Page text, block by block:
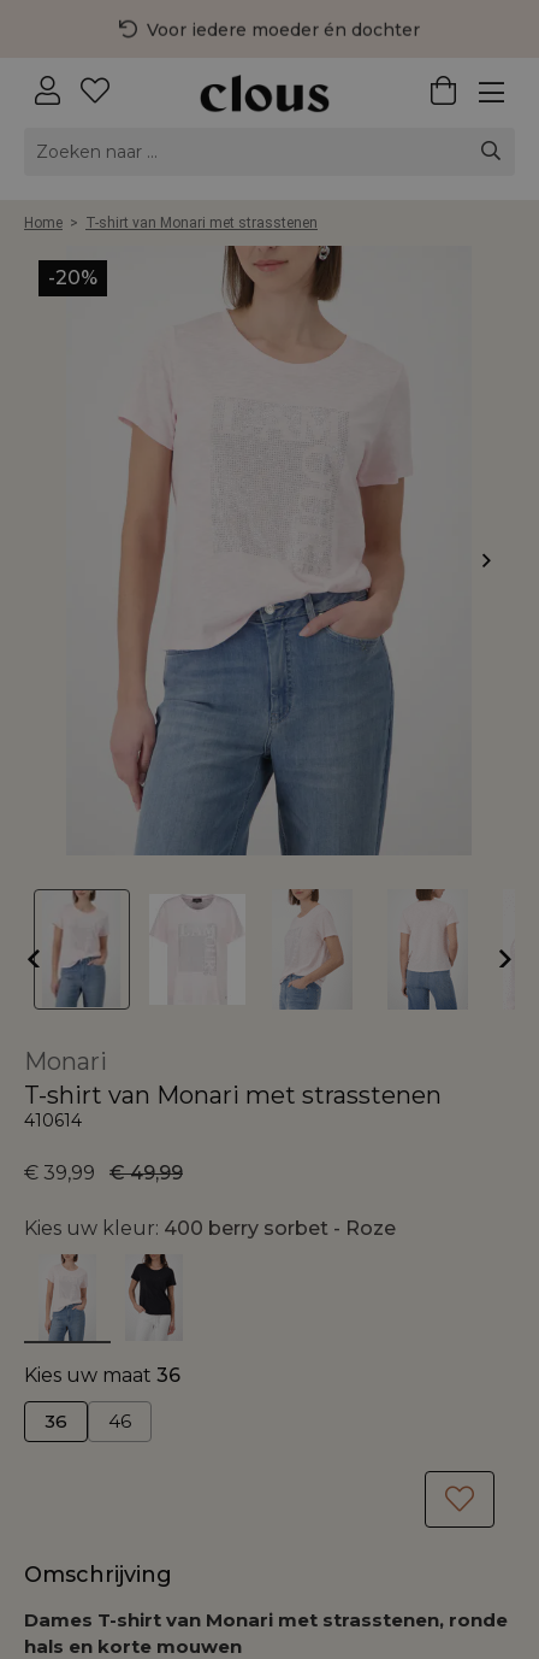
Voor iedere moeder én dochter
3 fysieke winkels in Nederland
Home > T-shirt van Monari met strasstenen
-20%
Monari
T-shirt van Monari met strasstenen
410614
€ 49,99
€ 39,99
Kies uw kleur: 400 berry sorbet - Roze
Kies uw maat 36
36
46
Omschrijving
Dames T-shirt van Monari met strasstenen, ronde
hals en korte mouwen